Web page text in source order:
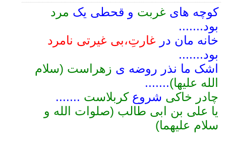
کوچه های غربت و قحطی یک مرد
بود.......
خانه مان در غارتِ،بی غیرتی نامرد
بود.......
اشک ما نذر روضه ی زهراست (سلام
الله علیها).......
چادر خاکی شروعکربلاست .......
یا علی بن ابی طالب (صلوات الله و
سلام علیهما)